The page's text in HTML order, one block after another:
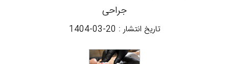
جراحی
تاریخ انتشار : 1404-03-20